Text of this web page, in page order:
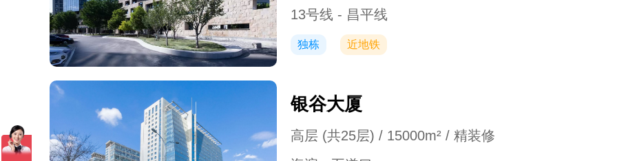
13号线 - 昌平线
独栋 近地铁
银谷大厦
高层 (共25层) / 15000m² / 精装修